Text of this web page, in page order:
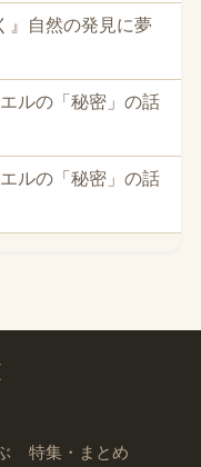
』自然の発見に夢
ルの「秘密」の話
ルの「秘密」の話
特集・まとめ